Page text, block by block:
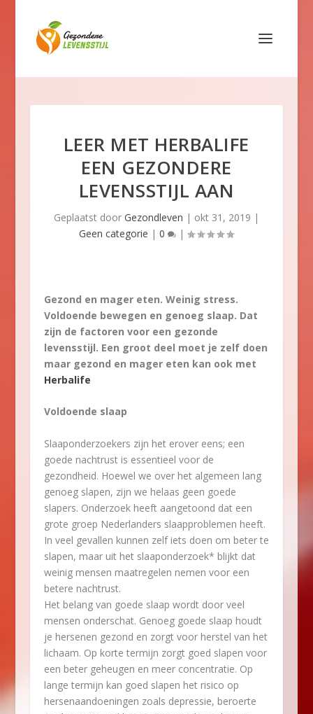
LEER MET HERBALIFE
EEN GEZONDERE
LEVENSSTIJL AAN
Geplaatst door Gezondleven | okt 31, 2019 |
Geen categorie |0 |
Gezond en mager eten. Weinig stress.
Voldoende bewegen en genoeg slaap. Dat
zijn de factoren voor een gezonde
levensstijl. Een groot deel moet je zelf doen
maar gezond en mager eten kan ook met
Herbalife
Voldoende slaap
Slaaponderzoekers zijn het erover eens; een
goede nachtrust is essentieel voor de
gezondheid. Hoewel we over het algemeen lang
genoeg slapen, zijn we helaas geen goede
slapers. Onderzoek heeft aangetoond dat een
grote groep Nederlanders slaapproblemen heeft.
In veel gevallen kunnen zelf iets doen om beter te
slapen, maar uit het slaaponderzoek* blijkt dat
weinig mensen maatregelen nemen voor een
betere nachtrust.
Het belang van goede slaap wordt door veel
mensen onderschat. Genoeg goede slaap houdt
je hersenen gezond en zorgt voor herstel van het
lichaam. Op korte termijn zorgt goed slapen voor
een beter geheugen en meer concentratie. Op
lange termijn kan goed slapen het risico op
hersenaandoeningen zoals depressie, beroerte